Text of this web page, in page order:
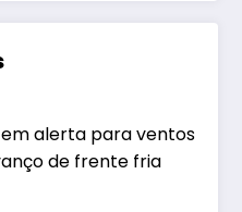
alerta para ventos
de frente fria